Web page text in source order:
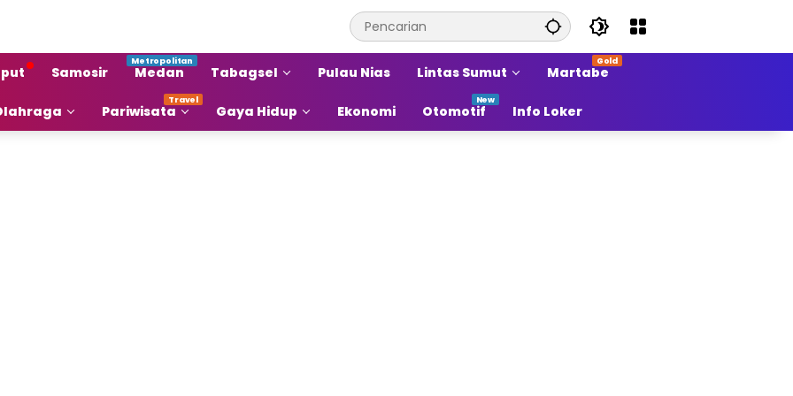
Samosir Medan Tabagsel Pulau Nias Lintas Sumut Martabe
Pariwisata Gaya Hidup Ekonomi Otomotif Info Loker